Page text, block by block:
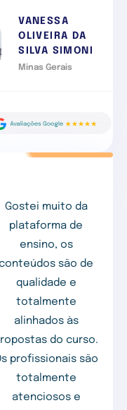
VANESSA
OLIVEIRA DA
SILVA SIMONI
Minas Gerais
Gostei muito da
plataforma de
ensino, os
são de
qualidade e
totalmente
alinhados às
do curso.
profissionais são
totalmente
atenciosos e